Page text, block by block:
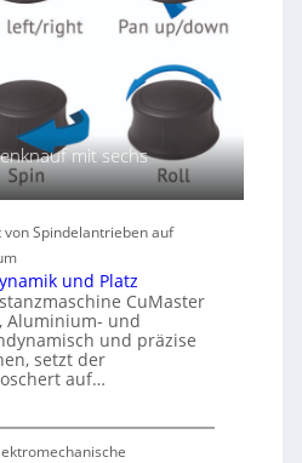
mit sechs
Spindelantrieben auf
und Platz
CuMaster
Aluminium- und
und präzise
setzt der
auf…